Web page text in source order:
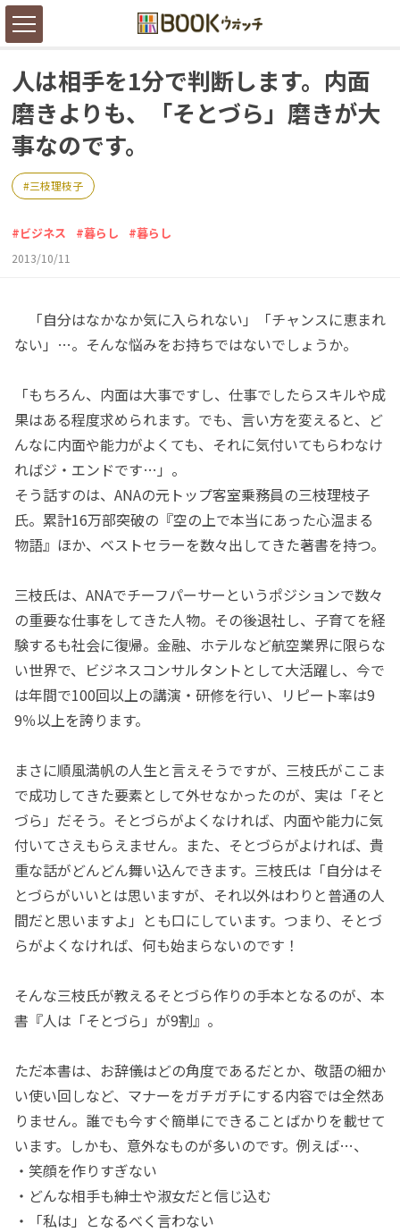
人は相手を1分で判断します。内面
磨きよりも、「そとづら」磨きが大
事なのです。
三枝理枝子
ビジネス 暮らし 暮らし
2013/10/11
「自分はなかなか気に入られない」「チャンスに恵まれ
ない」…。そんな悩みをお持ちではないでしょうか。
「もちろん、内面は大事ですし、仕事でしたらスキルや成
果はある程度求められます。でも、言い方を変えると、ど
んなに内面や能力がよくても、それに気付いてもらわなけ
ればジ・エンドです…」。
そう話すのは、ANAの元トップ客室乗務員の三枝理枝子
氏。累計16万部突破の『空の上で本当にあった心温まる
物語』ほか、ベストセラーを数々出してきた著書を持つ。
三枝氏は、ANAでチーフパーサーというポジションで数々
の重要な仕事をしてきた人物。その後退社し、子育てを経
験するも社会に復帰。金融、ホテルなど航空業界に限らな
い世界で、ビジネスコンサルタントとして大活躍し、今で
は年間で100回以上の講演・研修を行い、リピート率は9
9％以上を誇ります。
まさに順風満帆の人生と言えそうですが、三枝氏がここま
で成功してきた要素として外せなかったのが、実は「そと
づら」だそう。そとづらがよくなければ、内面や能力に気
付いてさえもらえません。また、そとづらがよければ、貴
重な話がどんどん舞い込んできます。三枝氏は「自分はそ
とづらがいいとは思いますが、それ以外はわりと普通の人
間だと思いますよ」とも口にしています。つまり、そとづ
らがよくなければ、何も始まらないのです！
そんな三枝氏が教えるそとづら作りの手本となるのが、本
書『人は「そとづら」が9割』。
ただ本書は、お辞儀はどの角度であるだとか、敬語の細か
い使い回しなど、マナーをガチガチにする内容では全然あ
りません。誰でも今すぐ簡単にできることばかりを載せて
います。しかも、意外なものが多いのです。例えば…、
・笑顔を作りすぎない
・どんな相手も紳士や淑女だと信じ込む
・「私は」となるべく言わない